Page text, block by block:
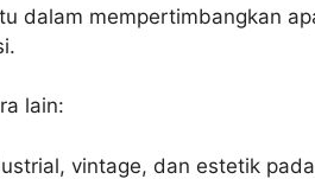
dalam mempertimbangkan
lain:
vintage, dan estetik